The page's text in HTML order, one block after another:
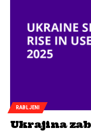
RABLJENI
Ukrajina